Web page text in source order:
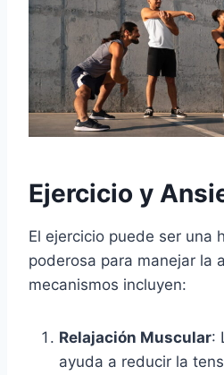
Ejercicio y
El ejercicio puede ser una
poderosa para manejar la
mecanismos incluyen:
Relajación Muscular:
ayuda a reducir la